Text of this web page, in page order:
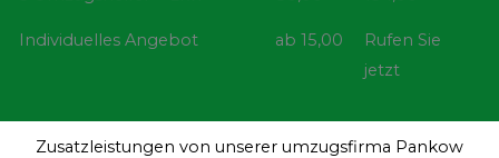
Individuelles Angebot ab 15,00
Rufen Sie
jetzt
Zusatzleistungen von unserer umzugsfirma Pankow